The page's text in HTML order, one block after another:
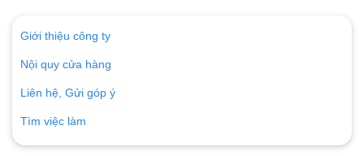
Giới thiệu công ty
Nội quy cửa hàng
Liên hệ, Gửi góp ý
Tìm việc làm